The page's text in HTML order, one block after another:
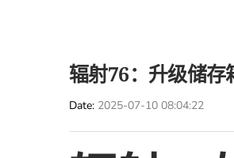
辐射76：升级储
Date 2025-07-10 08:04:22